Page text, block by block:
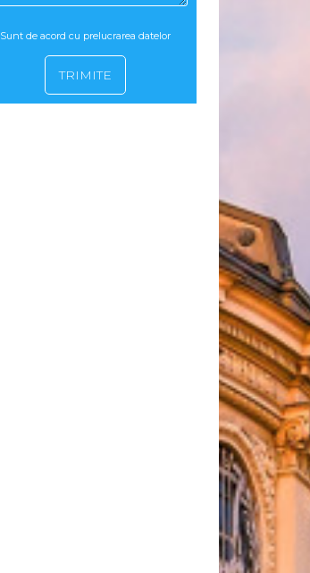
Sunt de acord cu prelucrarea datelor